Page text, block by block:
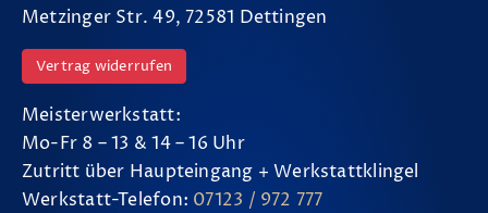
Metzinger Str. 49, 72581 Dettingen
Vertrag widerrufen
Meisterwerkstatt:
Mo-Fr 8 – 13 & 14 – 16 Uhr
Zutritt über Haupteingang + Werkstattklingel
Werkstatt-Telefon: 07123 / 972 777